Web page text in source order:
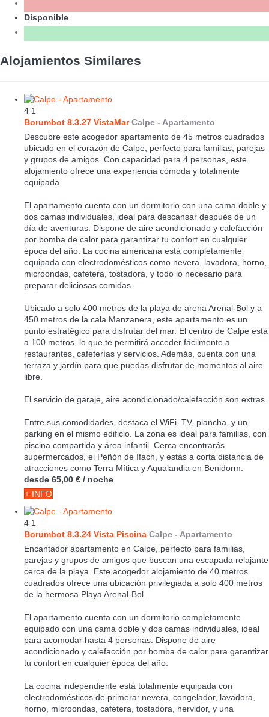
Disponible
Alojamientos Similares
4 1
Borumbot 8.3.27 VistaMar Calpe - Apartamento
Descubre este acogedor apartamento de 45 metros cuadrados
ubicado en el corazón de Calpe, perfecto para familias, parejas
y grupos de amigos. Con capacidad para 4 personas, este
alojamiento ofrece una experiencia cómoda y totalmente
equipada.
El apartamento cuenta con un dormitorio con una cama doble y
dos camas individuales, ideal para descansar después de un
día de aventuras. Dispone de aire acondicionado y calefacción
por bomba de calor para garantizar tu confort en cualquier
época del año. La cocina americana está completamente
equipada con electrodomésticos como nevera, lavadora, horno,
microondas, cafetera, tostadora, y todo lo necesario para
preparar deliciosas comidas.
Ubicado a solo 400 metros de la playa de arena Arenal-Bol y a
450 metros de la cala Manzanera, este apartamento es un
punto estratégico para disfrutar del mar. El centro de Calpe está
a 100 metros, lo que te permitirá acceder fácilmente a
restaurantes, cafeterías y servicios. Además, cuenta con una
terraza y jardín para que puedas disfrutar de momentos al aire
libre.
El servicio de garaje, aire acondicionado/calefacción son extras.
Entre sus comodidades, destaca el WiFi, TV, plancha, y un
parking en el mismo edificio. La zona es ideal para familias, con
piscina compartida y área infantil. Cerca encontrarás
supermercados, el Peñón de Ifach, y estás a corta distancia de
atracciones como Terra Mítica y Aqualandia en Benidorm.
desde 65,00 € / noche
+ INFO
4 1
Borumbot 8.3.24 Vista Piscina Calpe - Apartamento
Encantador apartamento en Calpe, perfecto para familias,
parejas y grupos de amigos que buscan una escapada relajante
cerca de la playa. Este acogedor alojamiento de 40 metros
cuadrados ofrece una ubicación privilegiada a solo 400 metros
de la hermosa Playa Arenal-Bol.
El apartamento cuenta con un dormitorio completamente
equipado con una cama doble y dos camas individuales, ideal
para acomodar hasta 4 personas. Dispone de aire
acondicionado y calefacción por bomba de calor para garantizar
tu confort en cualquier época del año.
La cocina independiente está totalmente equipada con
electrodomésticos de primera: nevera, congelador, lavadora,
horno, microondas, cafetera, tostadora, hervidor, y una